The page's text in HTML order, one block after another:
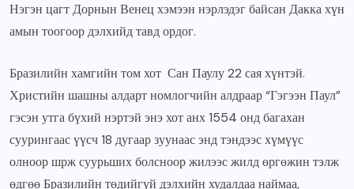
Нэгэн цагт Дорнын Венец хэмээн нэрлэдэг байсан Дакка хүн
амын тоогоор дэлхийд тавд ордог.
Бразилийн хамгийн том хот Сан Паулу 22 сая хүнтэй.
Христийн шашны алдарт номлогчийн алдраар “Гэгээн Паул”
гэсэн утга бүхий нэртэй энэ хот анх 1554 онд багахан
суурингаас үүсч 18 дугаар зуунаас энд тэндээс хүмүүс
олноор шрж суурьших болсноор жилээс жилд өргөжин тэлж
өдгөө Бразилийн төдийгүй дэлхийн худалдаа наймаа,